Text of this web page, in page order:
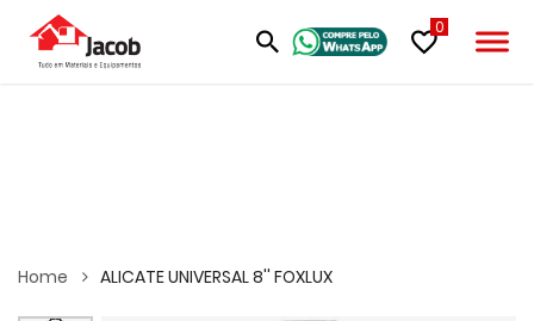
0
Home ALICATE UNIVERSAL 8'' FOXLUX